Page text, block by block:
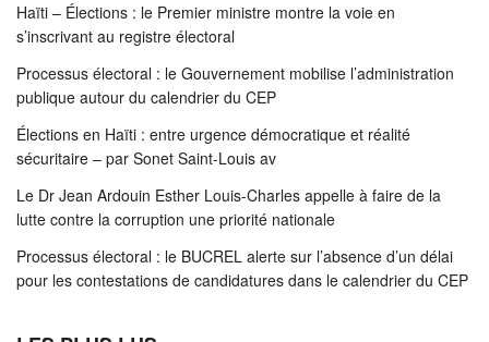
Haïti – Élections : le Premier ministre montre la voie en
s’inscrivant au registre électoral
Processus électoral : le Gouvernement mobilise l’administration
publique autour du calendrier du CEP
Élections en Haïti : entre urgence démocratique et réalité
sécuritaire – par Sonet Saint-Louis av
Le Dr Jean Ardouin Esther Louis-Charles appelle à faire de la
lutte contre la corruption une priorité nationale
Processus électoral : le BUCREL alerte sur l’absence d’un délai
pour les contestations de candidatures dans le calendrier du CEP